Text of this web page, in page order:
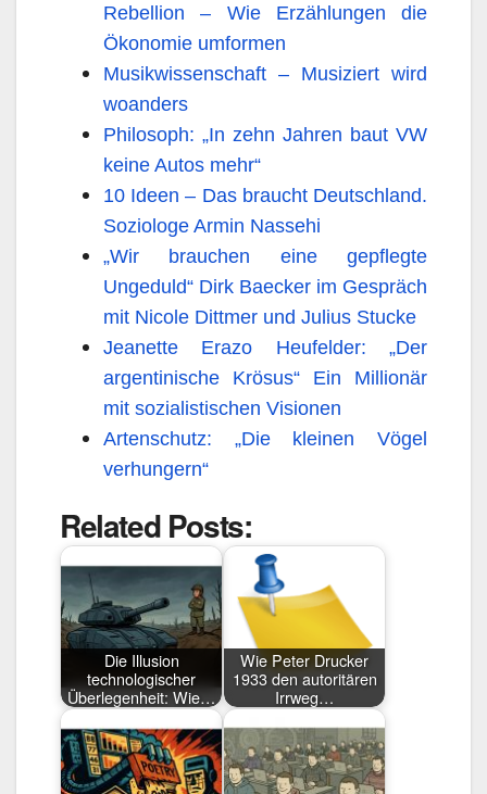
Rebellion – Wie Erzählungen die
Ökonomie umformen
Musikwissenschaft – Musiziert wird
woanders
Philosoph: „In zehn Jahren baut VW
keine Autos mehr“
10 Ideen – Das braucht Deutschland.
Soziologe Armin Nassehi
„Wir brauchen eine gepflegte
Ungeduld“ Dirk Baecker im Gespräch
mit Nicole Dittmer und Julius Stucke
Jeanette Erazo Heufelder: „Der
argentinische Krösus“ Ein Millionär
mit sozialistischen Visionen
Artenschutz: „Die kleinen Vögel
verhungern“
Related Posts:
Die Illusion
technologischer
Überlegenheit: Wie…
Wie Peter Drucker
1933 den autoritären
Irrweg…